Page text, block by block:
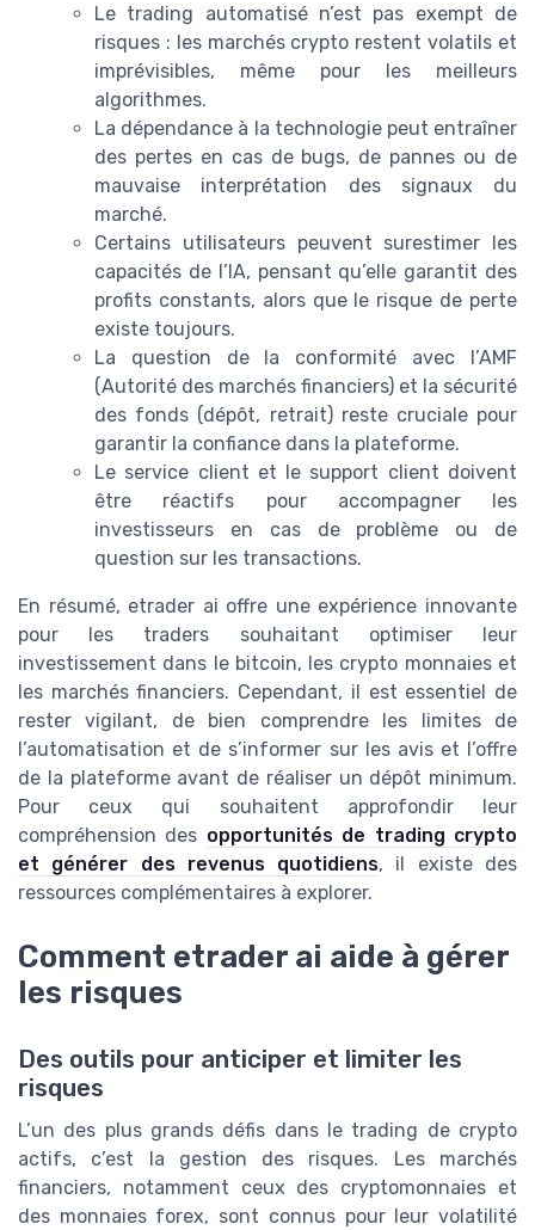
Le trading automatisé n’est pas exempt de
risques : les marchés crypto restent volatils et
imprévisibles, même pour les meilleurs
algorithmes.
La dépendance à la technologie peut entraîner
des pertes en cas de bugs, de pannes ou de
mauvaise interprétation des signaux du
marché.
Certains utilisateurs peuvent surestimer les
capacités de l’IA, pensant qu’elle garantit des
profits constants, alors que le risque de perte
existe toujours.
La question de la conformité avec l’AMF
(Autorité des marchés financiers) et la sécurité
des fonds (dépôt, retrait) reste cruciale pour
garantir la confiance dans la plateforme.
Le service client et le support client doivent
être réactifs pour accompagner les
investisseurs en cas de problème ou de
question sur les transactions.
En résumé, etrader ai offre une expérience innovante
pour les traders souhaitant optimiser leur
investissement dans le bitcoin, les crypto monnaies et
les marchés financiers. Cependant, il est essentiel de
rester vigilant, de bien comprendre les limites de
l’automatisation et de s’informer sur les avis et l’offre
de la plateforme avant de réaliser un dépôt minimum.
Pour ceux qui souhaitent approfondir leur
compréhension des opportunités de trading crypto
et générer des revenus quotidiens, il existe des
ressources complémentaires à explorer.
Comment etrader ai aide à gérer
les risques
Des outils pour anticiper et limiter les
risques
L’un des plus grands défis dans le trading de crypto
actifs, c’est la gestion des risques. Les marchés
financiers, notamment ceux des cryptomonnaies et
des monnaies forex, sont connus pour leur volatilité